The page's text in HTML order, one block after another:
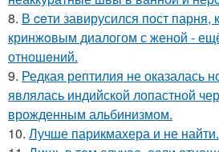
8. В ceти завирусился пост парня,
кринжoвым диалогом с женой -
отношeний.
9. Редкая рептилия не оказалась
являлась индийской лопастной
врожденным альбинизмом.
10. Лучше парикмахера и не найти.